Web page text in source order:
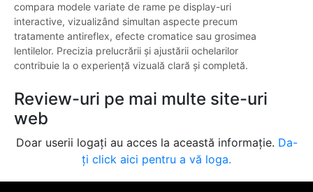
compara modele variate de rame pe display-uri
interactive, vizualizând simultan aspecte precum
tratamente antireflex, efecte cromatice sau grosimea
lentilelor. Precizia prelucrării și ajustării ochelarilor
contribuie la o experiență vizuală clară și completă.
Review-uri pe mai multe site-uri
web
Doar userii logați au acces la această informație. Da-
ți click aici pentru a vă loga.